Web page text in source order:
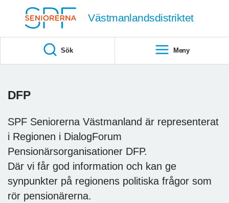
Västmanlandsdistriktet
Sök Meny
DFP
SPF Seniorerna Västmanland är representerat
i Regionen i DialogForum
Pensionärsorganisationer DFP.
Där vi får god information och kan ge
synpunkter på regionens politiska frågor som
rör pensionärerna.